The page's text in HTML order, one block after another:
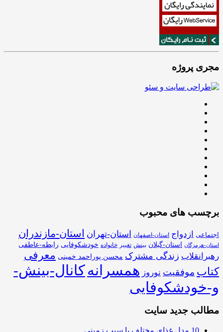
مجری پروژه
برچسب های محبوب
اجتماعی ازدواج استان-اصفهان استان-تهران استان-مازندران
استان-هرمزگان استان-گیلان بینش تغییر خانواده خودشکوفایی رابطه-عاطفی
رهبرانقلاب زندگی مشترک محسن پوراحمد خمینی معرفی
کتاب موفقیت نوروز همسرانهکانال-بینش-
و-خودشکوفایی
مطالب جدید سایت
10 مدل غذای مختلف با سیب زمینی